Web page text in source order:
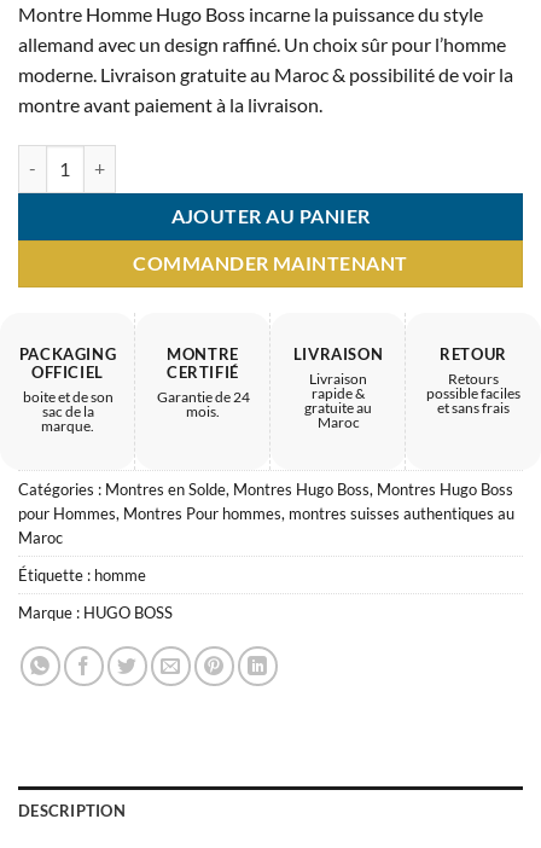
initial
était :
3.900 MAD.
actuel
est :
1.800 MAD.
Montre Homme Hugo Boss incarne la puissance du style
allemand avec un design raffiné. Un choix sûr pour l’homme
moderne. Livraison gratuite au Maroc & possibilité de voir la
montre avant paiement à la livraison.
AJOUTER AU PANIER
COMMANDER MAINTENANT
PACKAGING
OFFICIEL
boite et de son
sac de la
marque.
MONTRE
CERTIFIÉ
Garantie de 24
mois.
LIVRAISON
Livraison
rapide &
gratuite au
Maroc
RETOUR
Retours
possible faciles
et sans frais
Catégories : Montres en Solde, Montres Hugo Boss, Montres Hugo Boss
pour Hommes, Montres Pour hommes, montres suisses authentiques au
Maroc
Étiquette : homme
Marque : HUGO BOSS
DESCRIPTION